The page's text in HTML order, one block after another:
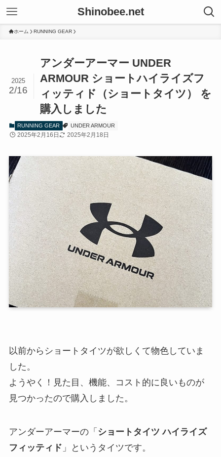
Shinobee.net
ホーム RUNNING GEAR
アンダーアーマー UNDER
ARMOUR ショートハイライズフ
ィッティド（ショートタイツ） を
購入しました
2025
2/16
RUNNING GEAR UNDER ARMOUR
2025年2月16日 2025年2月18日
以前からショートタイツが欲しくて物色していま
した。
ようやく！見た目、機能、コスト的に良いものが
見つかったので購入しました。
アンダーアーマーの「 ショートタイツ ハイライズ
フィッティド 」というタイツです。